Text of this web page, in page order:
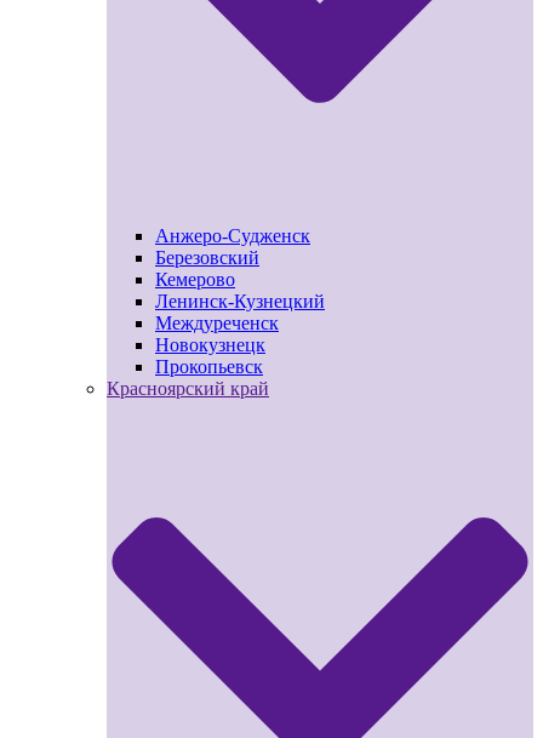
Анжеро-Судженск
Березовский
Кемерово
Ленинск-Кузнецкий
Междуреченск
Новокузнецк
Прокопьевск
Красноярский край